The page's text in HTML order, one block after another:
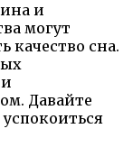
и
могут
качество сна.
Давайте